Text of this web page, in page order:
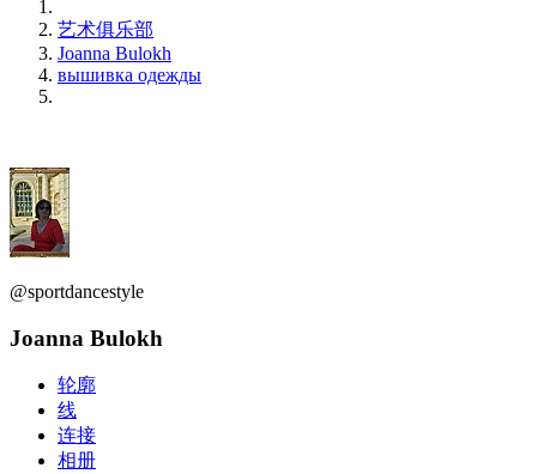
艺术俱乐部
Joanna Bulokh
вышивка одежды
@sportdancestyle
Joanna Bulokh
轮廓
线
连接
相册